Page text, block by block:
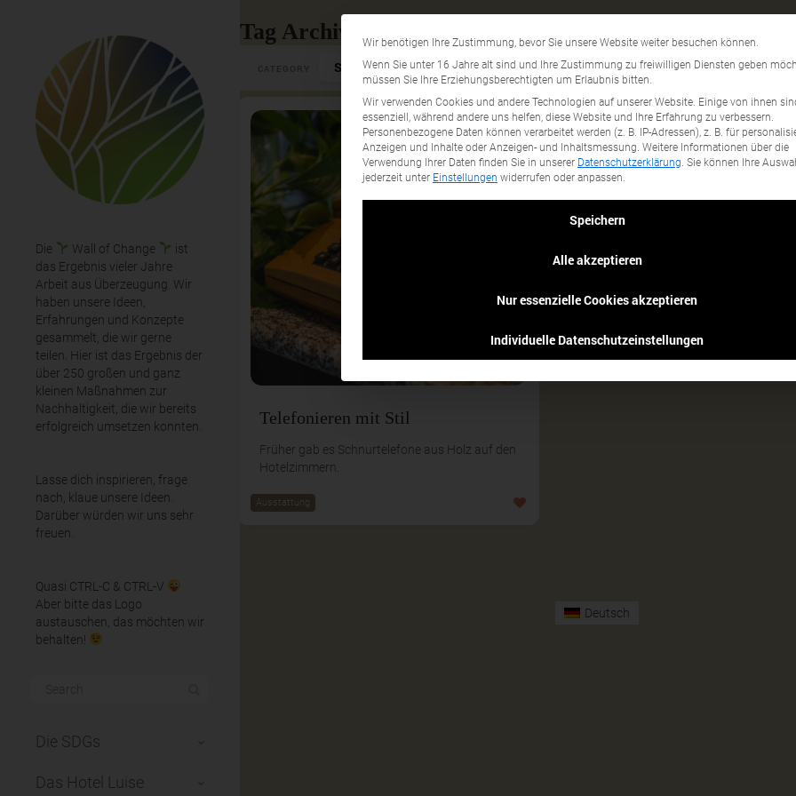
Die Wall of Change
ist
das Ergebnis vieler Jahre
Arbeit aus Überzeugung. Wir
haben unsere Ideen,
Erfahrungen und Konzepte
gesammelt, die wir gerne
teilen. Hier ist das Ergebnis der
über 250 großen und ganz
kleinen Maßnahmen zur
Nachhaltigkeit, die wir bereits
erfolgreich umsetzen konnten.
Lasse dich inspirieren, frage
nach, klaue unsere Ideen.
Darüber würden wir uns sehr
freuen.
Quasi CTRL-C & CTRL-V
Aber bitte das Logo
austauschen, das möchten wir
behalten!
Die SDGs
Das Hotel Luise
Tag Archives: Hotelzimmer
Select Category...
Telefonieren mit Stil
Früher gab es Schnurtelefone aus Holz auf den
Hotelzimmern.
Ausstattung
Wir benötigen Ihre Zustimmung, bevor Sie unsere Website weiter besuchen können.
Wenn Sie unter 16 Jahre alt sind und Ihre Zustimmung zu freiwilligen Diensten geben
müssen Sie Ihre Erziehungsberechtigten um Erlaubnis bitten.
Wir verwenden Cookies und andere Technologien auf unserer Website. Einige von ihnen
essenziell, während andere uns helfen, diese Website und Ihre Erfahrung zu verbessern.
Personenbezogene Daten können verarbeitet werden (z. B. IP-Adressen), z. B. für
Anzeigen und Inhalte oder Anzeigen- und Inhaltsmessung. Weitere Informationen über die
Verwendung Ihrer Daten finden Sie in unserer Datenschutzerklärung. Sie können Ihre
jederzeit unter Einstellungen widerrufen oder anpassen.
Speichern
Alle akzeptieren
Nur essenzielle Cookies akzeptieren
Individuelle Datenschutzeinstellungen
Deutsch